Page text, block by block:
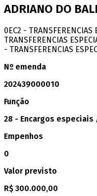
ADRIANO DO
0EC2 -
TRANSFERENCIAS
- TRANSFERENCIAS
Nº emenda
202439000010
Função
28 - Encargos
Empenhos
0
Valor previsto
R$ 300.000,00